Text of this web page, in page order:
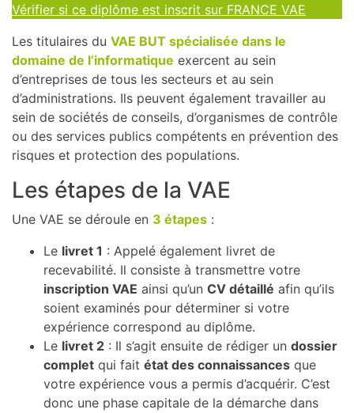
Vérifier si ce diplôme est inscrit sur FRANCE VAE
Les titulaires du VAE BUT spécialisée dans le
domaine de l’informatique exercent au sein
d’entreprises de tous les secteurs et au sein
d’administrations. Ils peuvent également travailler au
sein de sociétés de conseils, d’organismes de contrôle
ou des services publics compétents en prévention des
risques et protection des populations.
Les étapes de la VAE
Une VAE se déroule en 3 étapes :
Le livret 1 : Appelé également livret de
recevabilité. Il consiste à transmettre votre
inscription VAE ainsi qu’un CV détaillé afin qu’ils
soient examinés pour déterminer si votre
expérience correspond au diplôme.
Le livret 2 : Il s’agit ensuite de rédiger un dossier
complet qui fait état des connaissances que
votre expérience vous a permis d’acquérir. C’est
donc une phase capitale de la démarche dans